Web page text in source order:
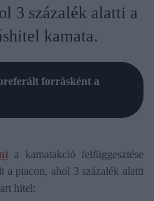
3 százalék alatti a
kamata.
forrásként a
a kamatakció felfüggesztése
a piacon, ahol 3 százalék alatti
hitel: